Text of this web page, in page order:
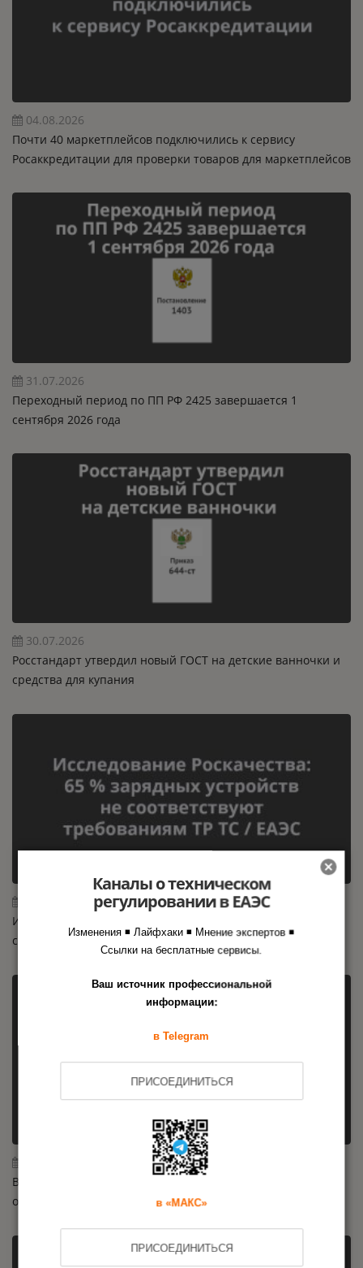
04.08.2026
Почти 40 маркетплейсов подключились к сервису
Росаккредитации для проверки товаров для маркетплейсов
31.07.2026
Переходный период по ПП РФ 2425 завершается 1
сентября 2026 года
30.07.2026
Росстандарт утвердил новый ГОСТ на детские ванночки и
средства для купания
Исследование Роскачества: 65 % зарядных устройств не
соответствуют требованиям ТР ТС / ЕАЭС
Внесены изменения в техрегламент на машины и
оборудование: новые требования с 2026 года
Каналы о техническом
регулировании в ЕАЭС
Изменения ◾ Лайфхаки ◾ Мнение экспертов ◾
Ссылки на бесплатные сервисы.
Ваш источник профессиональной
информации:
в Telegram
ПРИСОЕДИНИТЬСЯ
в «МАКС»
ПРИСОЕДИНИТЬСЯ